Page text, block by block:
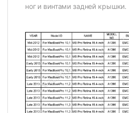
ног и винтами задней крышки.